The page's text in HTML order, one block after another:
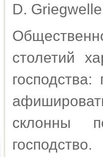
D.
столетий
склонны